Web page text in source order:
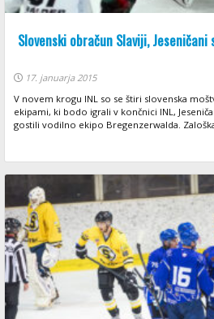
Slovenski obračun Slaviji,
17. januarja 2015
V novem krogu INL so se štiri slovenska
ekipami, ki bodo igrali v končnici INL,
gostili vodilno ekipo Bregenzerwalda.